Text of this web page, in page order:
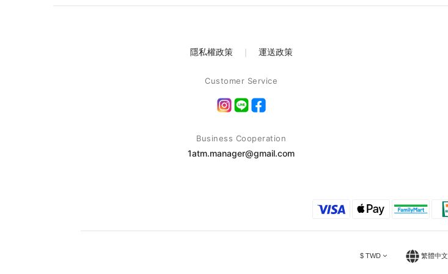
隱私權政策 ｜ 運送政策
Customer Service
Business Cooperation
1atm.manager@gmail.com
$ TWD 繁體中文